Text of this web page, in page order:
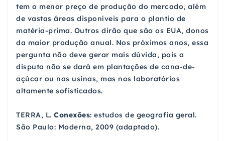
tem o menor preço de produção do mercado, além
de vastas áreas disponíveis para o plantio de
matéria-prima. Outros dirão que são os EUA, donos
da maior produção anual. Nos próximos anos, essa
pergunta não deve gerar mais dúvida, pois a
disputa não se dará em plantações de cana-de-
açúcar ou nas usinas, mas nos laboratórios
altamente sofisticados.
TERRA, L. Conexões: estudos de geografia geral.
São Paulo: Moderna, 2009 (adaptado).